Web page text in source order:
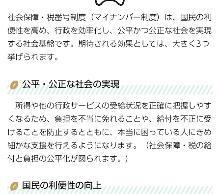
社会保障・税番号制度（マイナンバー制度）は、国民の利
便性を高め、行政を効率化し、公平かつ公正な社会を実現
する社会基盤です。期待される効果としては、大きく3つ
挙げられます。
公平・公正な社会の実現
所得や他の行政サービスの受給状況を正確に把握しやす
くなるため、負担を不当に免れることや、給付を不正に受
けることを防止するとともに、本当に困っている人にきめ
細かな支援を行えるようになります。（社会保障・税の給
付と負担の公平化が図られます。）
国民の利便性の向上